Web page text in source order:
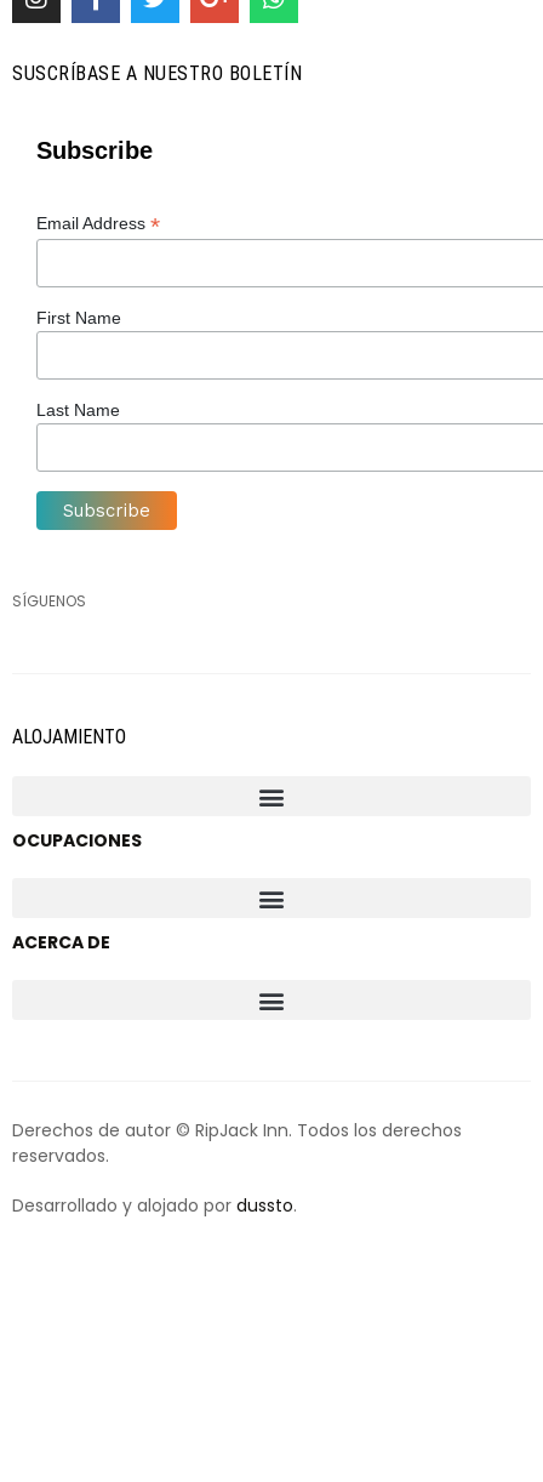
SUSCRÍBASE A NUESTRO BOLETÍN
Subscribe
Email Address *
First Name
Last Name
SÍGUENOS
ALOJAMIENTO
OCUPACIONES
ACERCA DE
Derechos de autor © RipJack Inn. Todos los derechos
reservados.
Desarrollado y alojado por dussto.